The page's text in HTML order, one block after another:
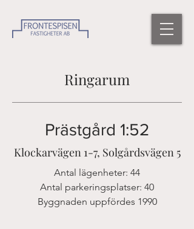
Ringarum
Prästgård 1:52
Klockarvägen 1-7, Solgårdsvägen 5
Antal lägenheter: 44
Antal parkeringsplatser: 40
Byggnaden uppfördes 1990